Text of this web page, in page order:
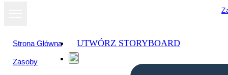
Strona Główna
Zasoby
UTWÓRZ STORYBOARD